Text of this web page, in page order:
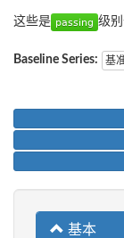
这些是 级
Baseline Series: 基
基本